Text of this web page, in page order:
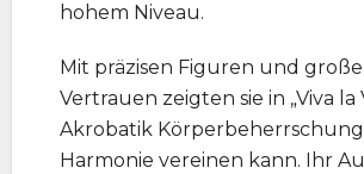
hohem Niveau.
Mit präzisen Figuren und
Vertrauen zeigten sie in „Viva la
Akrobatik
Harmonie vereinen kann. Ihr